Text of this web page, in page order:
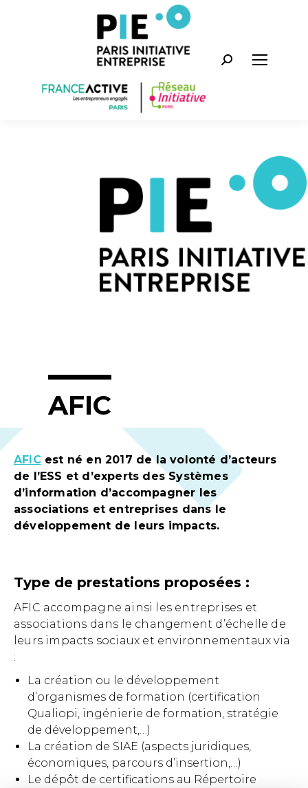
Recherche
AFIC
AFICest né en 2017 de la volonté d’acteurs
de l’ESS et d’experts des Systèmes
d’information d’accompagner les
associations et entreprises dans le
développement de leurs impacts.
Type de prestations proposées :
AFIC accompagne ainsi les entreprises et
associations dans le changement d’échelle de
leurs impacts sociaux et environnementaux via
:
La création ou le développement
d’organismes de formation (certification
Qualiopi, ingénierie de formation, stratégie
de développement,…)
La création de SIAE (aspects juridiques,
économiques, parcours d’insertion,…)
Le dépôt de certifications au Répertoire